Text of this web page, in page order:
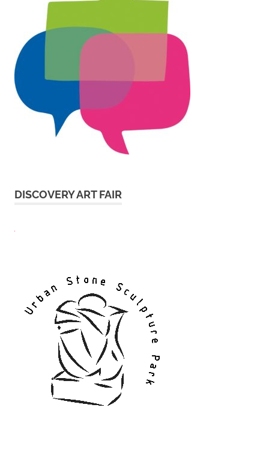
DISCOVERY ART FAIR